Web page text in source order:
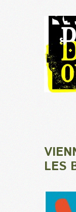
LES